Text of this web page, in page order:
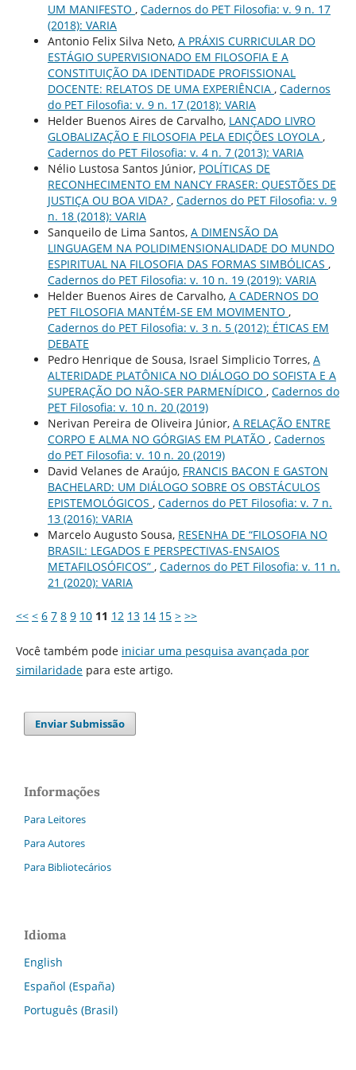
UM MANIFESTO , Cadernos do PET Filosofia: v. 9 n. 17
(2018): VARIA
Antonio Felix Silva Neto, A PRÁXIS CURRICULAR DO
ESTÁGIO SUPERVISIONADO EM FILOSOFIA E A
CONSTITUIÇÃO DA IDENTIDADE PROFISSIONAL
DOCENTE: RELATOS DE UMA EXPERIÊNCIA , Cadernos
do PET Filosofia: v. 9 n. 17 (2018): VARIA
Helder Buenos Aires de Carvalho, LANÇADO LIVRO
GLOBALIZAÇÃO E FILOSOFIA PELA EDIÇÕES LOYOLA ,
Cadernos do PET Filosofia: v. 4 n. 7 (2013): VARIA
Nélio Lustosa Santos Júnior, POLÍTICAS DE
RECONHECIMENTO EM NANCY FRASER: QUESTÕES DE
JUSTIÇA OU BOA VIDA? , Cadernos do PET Filosofia: v. 9
n. 18 (2018): VARIA
Sanqueilo de Lima Santos, A DIMENSÃO DA
LINGUAGEM NA POLIDIMENSIONALIDADE DO MUNDO
ESPIRITUAL NA FILOSOFIA DAS FORMAS SIMBÓLICAS ,
Cadernos do PET Filosofia: v. 10 n. 19 (2019): VARIA
Helder Buenos Aires de Carvalho, A CADERNOS DO
PET FILOSOFIA MANTÉM-SE EM MOVIMENTO ,
Cadernos do PET Filosofia: v. 3 n. 5 (2012): ÉTICAS EM
DEBATE
Pedro Henrique de Sousa, Israel Simplicio Torres, A
ALTERIDADE PLATÔNICA NO DIÁLOGO DO SOFISTA E A
SUPERAÇÃO DO NÃO-SER PARMENÍDICO , Cadernos do
PET Filosofia: v. 10 n. 20 (2019)
Nerivan Pereira de Oliveira Júnior, A RELAÇÃO ENTRE
CORPO E ALMA NO GÓRGIAS EM PLATÃO , Cadernos
do PET Filosofia: v. 10 n. 20 (2019)
David Velanes de Araújo, FRANCIS BACON E GASTON
BACHELARD: UM DIÁLOGO SOBRE OS OBSTÁCULOS
EPISTEMOLÓGICOS , Cadernos do PET Filosofia: v. 7 n.
13 (2016): VARIA
Marcelo Augusto Sousa, RESENHA DE “FILOSOFIA NO
BRASIL: LEGADOS E PERSPECTIVAS-ENSAIOS
METAFILOSÓFICOS” , Cadernos do PET Filosofia: v. 11 n.
21 (2020): VARIA
<< < 6 7 8 9 10 11 12 13 14 15 > >>
Você também pode iniciar uma pesquisa avançada por
similaridadepara este artigo.
Enviar Submissão
Informações
Para Leitores
Para Autores
Para Bibliotecários
Idioma
English
Español (España)
Português (Brasil)